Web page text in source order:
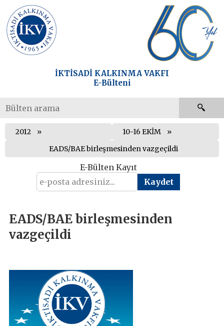
İKTİSADİ KALKINMA VAKFI
E-Bülteni
2012
10-16 EKİM
EADS/BAE birleşmesinden vazgeçildi
E-Bülten Kayıt
EADS/BAE birleşmesinden
vazgeçildi